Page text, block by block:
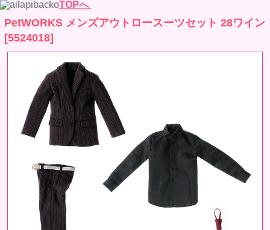
TOPへ
PetWORKS メンズアウトロースーツセット 28ワイン
[5524018]